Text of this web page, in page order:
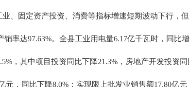
固定资产投资、消费等指标增速短期波动下行，
率达97.63%。全县工业用电量6.17亿千瓦时，同比增
，其中项目投资同比下降21.3%，房地产开发投资同
，同比下降8.0%；实现限上批发业销售额17.80亿元